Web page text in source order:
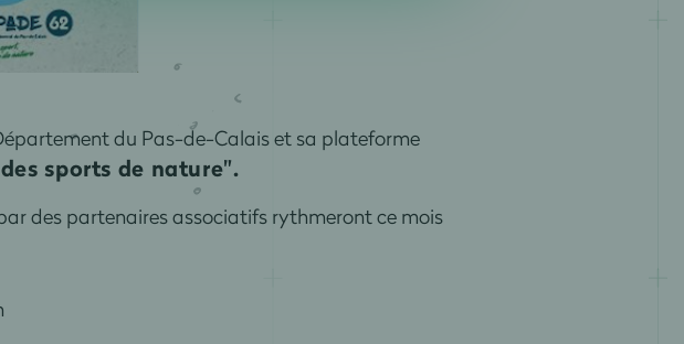
du Pas-de-Calais et sa plateforme
sports de nature".
des partenaires associatifs rythmeront ce mois